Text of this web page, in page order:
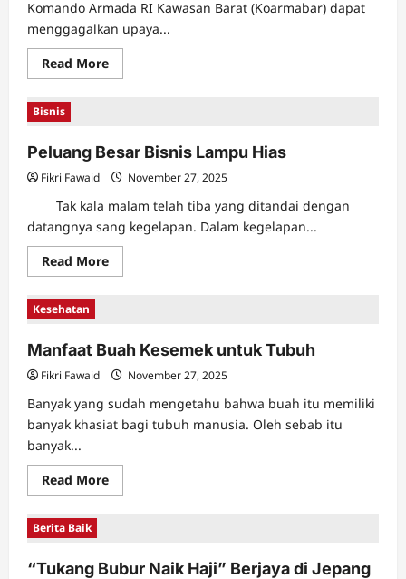
Komando Armada RI Kawasan Barat (Koarmabar) dapat
menggagalkan upaya...
Read MoreRead
more
Pembajakan
di
Selat
Bisnis
Peluang Besar Bisnis Lampu Hias
Fikri Fawaid November 27, 2025
Tak kala malam telah tiba yang ditandai dengan
datangnya sang kegelapan. Dalam kegelapan...
Read MoreRead
more
Hias
Kesehatan
Manfaat Buah Kesemek untuk Tubuh
Fikri Fawaid November 27, 2025
Banyak yang sudah mengetahu bahwa buah itu memiliki
banyak khasiat bagi tubuh manusia. Oleh sebab itu
banyak...
Read MoreRead
more
Tubuh
Berita Baik
“Tukang Bubur Naik Haji” Berjaya di Jepang